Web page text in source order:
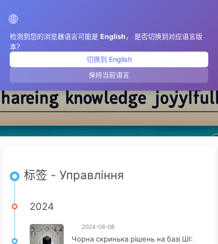
🌐
检测到您的浏览器语言可能是 English， 是否切换到对应语言版
本？
切换到 English
保持当前语言
Управління
标签 - Управління
2024
2024-08-08
Чорна скринька рішень на базі ШІ: